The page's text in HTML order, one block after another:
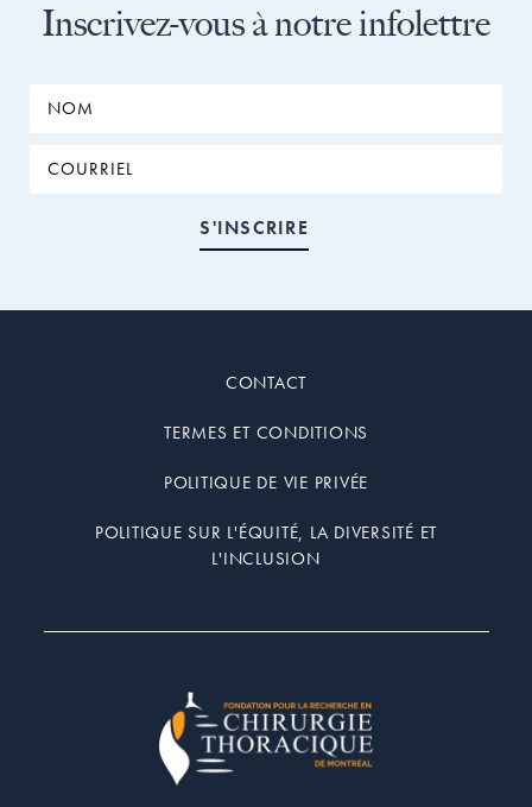
Inscrivez-vous à notre infolettre
CONTACT
TERMES ET CONDITIONS
POLITIQUE DE VIE PRIVÉE
POLITIQUE SUR L'ÉQUITÉ, LA DIVERSITÉ ET
L'INCLUSION